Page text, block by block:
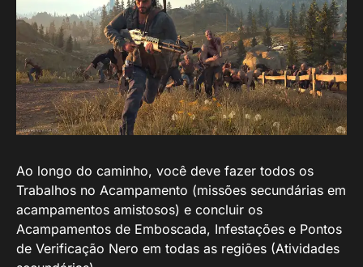
Ao longo do caminho, você deve fazer todos os
Trabalhos no Acampamento (missões secundárias em
acampamentos amistosos) e concluir os
Acampamentos de Emboscada, Infestações e Pontos
de Verificação Nero em todas as regiões (Atividades